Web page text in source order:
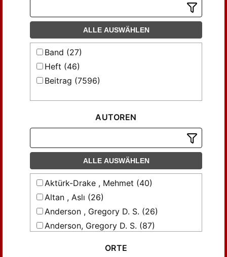
ALLE AUSWÄHLEN
Band (27)
Heft (46)
Beitrag (7596)
AUTOREN
ALLE AUSWÄHLEN
Aktürk-Drake , Mehmet (40)
Altan , Aslı (26)
Anderson , Gregory D. S. (26)
Anderson, Gregory D. S. (87)
ORTE